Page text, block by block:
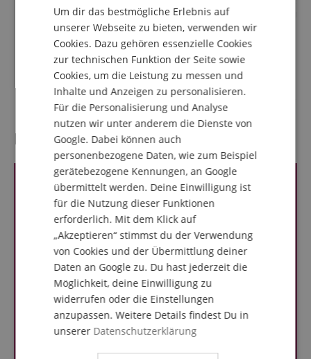
Feder
6,90€
Mikrofonstativ
Schwarz
Kundenbewertungen
FRENCH
SPANISH
Um dir das bestmögliche Erlebnis auf
unserer Webseite zu bieten, verwenden wir
Cookies. Dazu gehören essenzielle Cookies
zur technischen Funktion der Seite sowie
Cookies, um die Leistung zu messen und
Inhalte und Anzeigen zu personalisieren.
Für die Personalisierung und Analyse
nutzen wir unter anderem die Dienste von
Google. Dabei können auch
personenbezogene Daten, wie zum Beispiel
gerätebezogene Kennungen, an Google
übermittelt werden. Deine Einwilligung ist
für die Nutzung dieser Funktionen
erforderlich. Mit dem Klick auf
„Akzeptieren“ stimmst du der Verwendung
von Cookies und der Übermittlung deiner
Daten an Google zu. Du hast jederzeit die
Möglichkeit, deine Einwilligung zu
widerrufen oder die Einstellungen
anzupassen. Weitere Details findest Du in
unserer Datenschutzerklärung